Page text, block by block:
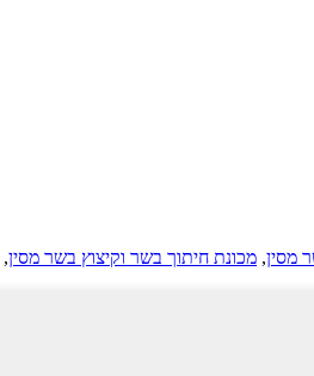
מסין, מכונת חיתוך בשר וקיצוץ בשר מסין,